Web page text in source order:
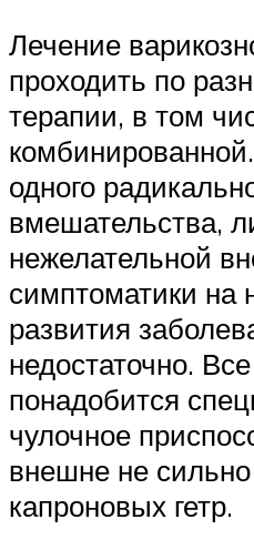
Лечение
проходить по
терапии, в том
одного
вмешательства,
нежелательной
симптоматики на
развития
недостаточно.
понадобится
чулочное
внешне не сильно
капроновых гетр.